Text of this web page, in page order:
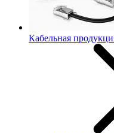
Кабельная